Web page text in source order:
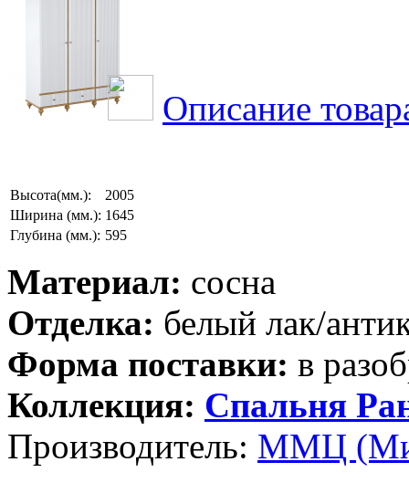
Описание
Высота(мм.):
2005
Ширина (мм.): 1645
Глубина (мм.): 595
Материал: сосна
Отделка: белый лак/
Форма поставки: в
Коллекция: Спальня
Производитель: ММЦ